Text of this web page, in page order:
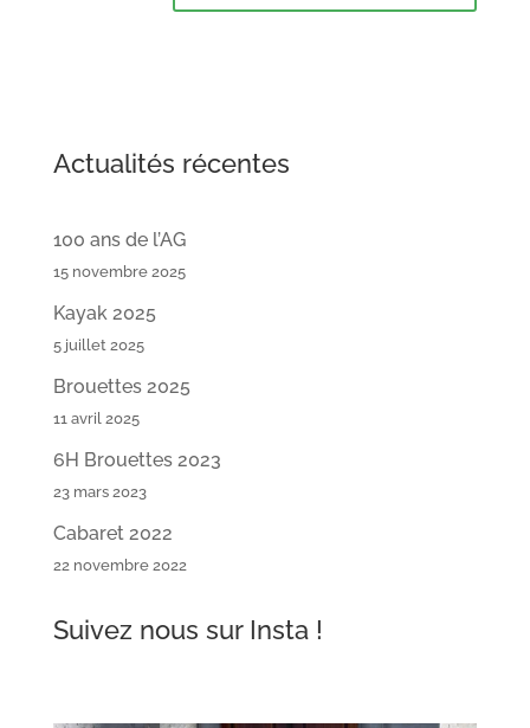
Actualités récentes
100 ans de l’AG
15 novembre 2025
Kayak 2025
5 juillet 2025
Brouettes 2025
11 avril 2025
6H Brouettes 2023
23 mars 2023
Cabaret 2022
22 novembre 2022
Suivez nous sur Insta !